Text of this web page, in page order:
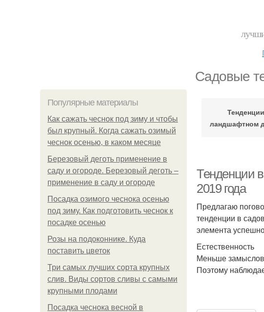
Садовые
Популярные материалы
Как сажать чеснок под зиму и чтобы
был крупный. Когда сажать озимый
чеснок осенью, в каком месяце
Березовый деготь применение в
саду и огороде. Березовый деготь –
применение в саду и огороде
Посадка озимого чеснока осенью
под зиму. Как подготовить чеснок к
посадке осенью
Розы на подоконнике. Куда
поставить цветок
Три самых лучших сорта крупных
слив. Виды сортов сливы с самыми
крупными плодами
Посадка чеснока весной в
ландшафтном
Тенденции
2019 года
Предлагаю
тенденции в
элемента
Естественность
Меньше
Поэтому